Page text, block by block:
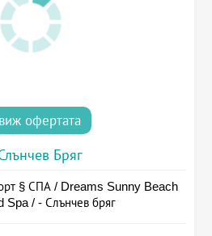
виж офертата
Бряг
§ СПА / Dreams Sunny Beach
Spa / - Слънчев бряг